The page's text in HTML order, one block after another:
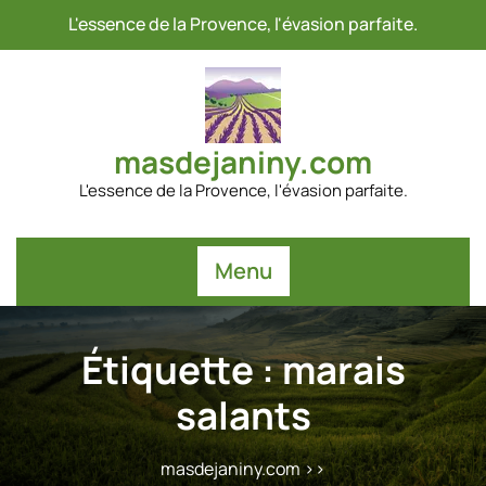
L'essence de la Provence, l'évasion parfaite.
masdejaniny.com
L'essence de la Provence, l'évasion parfaite.
Menu
Étiquette :marais
salants
masdejaniny.com>>